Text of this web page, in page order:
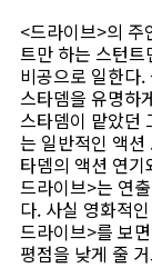
<드라이브>의 주
트만 하는 스턴트
비공으로 일한다
스타뎀을 유명하
스타뎀이 맡았던
는 일반적인 액
타뎀의 액션 연
드라이브>는 연
다. 사실 영화적
드라이브>를 보
평점을 낮게 줄